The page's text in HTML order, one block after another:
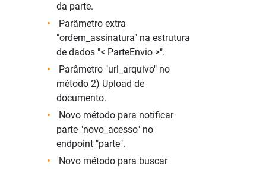
da parte.
Parâmetro extra
"ordem_assinatura" na estrutura
de dados "< ParteEnvio >".
Parâmetro "url_arquivo" no
método 2) Upload de
documento.
Novo método para notificar
parte "novo_acesso" no
endpoint "parte".
Novo método para buscar